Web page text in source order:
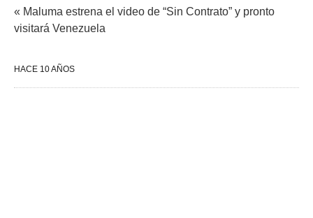
« Maluma estrena el video de “Sin Contrato” y pronto
visitará Venezuela
HACE 10 AÑOS